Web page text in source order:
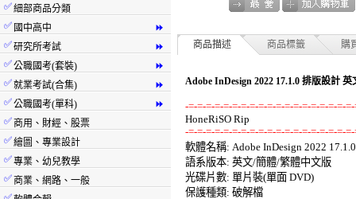
✅細部商品分類
⏩
✅ 國中高中
⏩
✅研究所考試
⏩
✅公職國考(套裝)
⏩
✅就業考試(合集)
⏩
✅公職國考(單科)
✅ 商用、財經、股票
✅繪圖、專業設計
✅專業、幼兒教學
✅ 商業、網路、一般
商品描述 商品標籤 購
Adobe InDesign 2022 17.1.0 排版設計
-=-=-=-=-=-=-=-=-=-=-=-=-=-=-=-=-=-=-
-=-=-=-=-=-=-=-=-=-=-=-=-=-=-=-=-=-=-
軟體名稱: Adobe InDesign 2022
語系版本: 英文/簡體/繁體中文版
光碟片數: 單片裝(單面 DVD)
保護種類: 破解檔